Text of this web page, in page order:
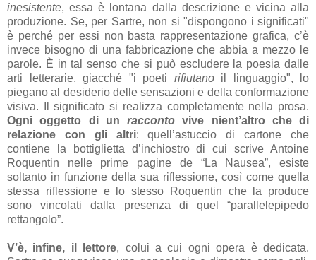
inesistente, essa è lontana dalla descrizione e vicina alla
produzione. Se, per Sartre, non si "dispongono i significati"
è perché per essi non basta rappresentazione grafica, c’è
invece bisogno di una fabbricazione che abbia a mezzo le
parole. È in tal senso che si può escludere la poesia dalle
arti letterarie, giacché "i poeti rifiutano il linguaggio", lo
piegano al desiderio delle sensazioni e della conformazione
visiva. Il significato si realizza completamente nella prosa.
Ogni oggetto di un raccontovive nient’altro che di
relazione con gli altri: quell’astuccio di cartone che
contiene la bottiglietta d’inchiostro di cui scrive Antoine
Roquentin nelle prime pagine de “La Nausea”, esiste
soltanto in funzione della sua riflessione, così come quella
stessa riflessione e lo stesso Roquentin che la produce
sono vincolati dalla presenza di quel “parallelepipedo
rettangolo”.
V’è, infine, il lettore, colui a cui ogni opera è dedicata.